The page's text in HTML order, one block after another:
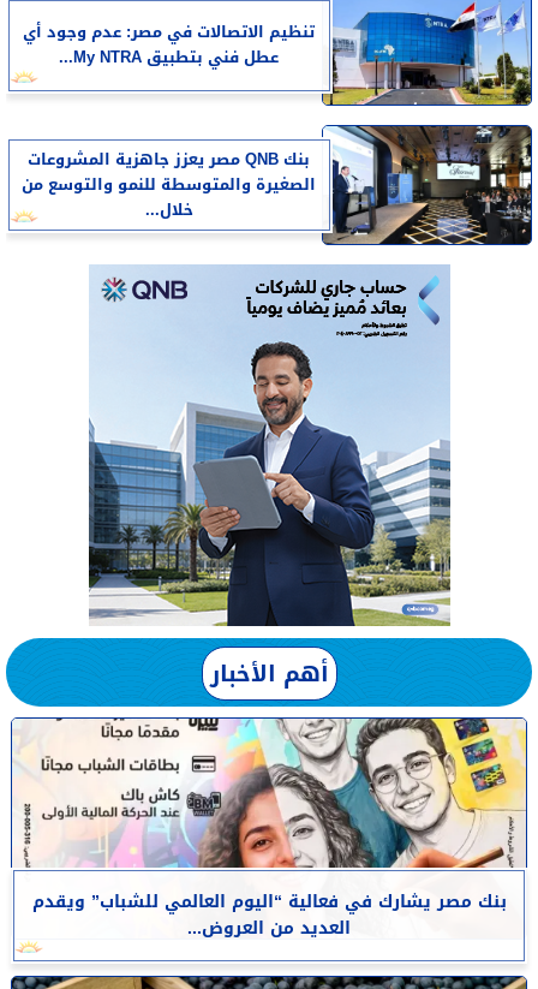
تنظيم الاتصالات في مصر: عدم وجود أي
عطل فني بتطبيق My NTRA...
بنك QNB مصر يعزز جاهزية المشروعات
الصغيرة والمتوسطة للنمو والتوسع من
خلال...
أهم الأخبار
بنك مصر يشارك في فعالية “اليوم العالمي للشباب” ويقدم
العديد من العروض...